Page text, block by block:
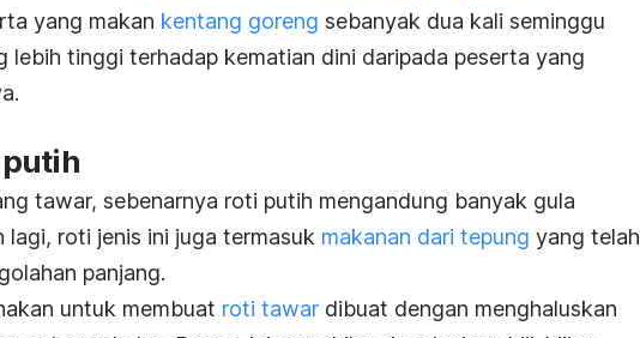
yang makan kentang goreng sebanyak dua kali seminggu
lebih tinggi terhadap kematian dini daripada peserta yang
putih
tawar, sebenarnya roti putih mengandung banyak gula
lagi, roti jenis ini juga termasuk makanan dari tepung yang telah
panjang.
untuk membuat roti tawar dibuat dengan menghaluskan